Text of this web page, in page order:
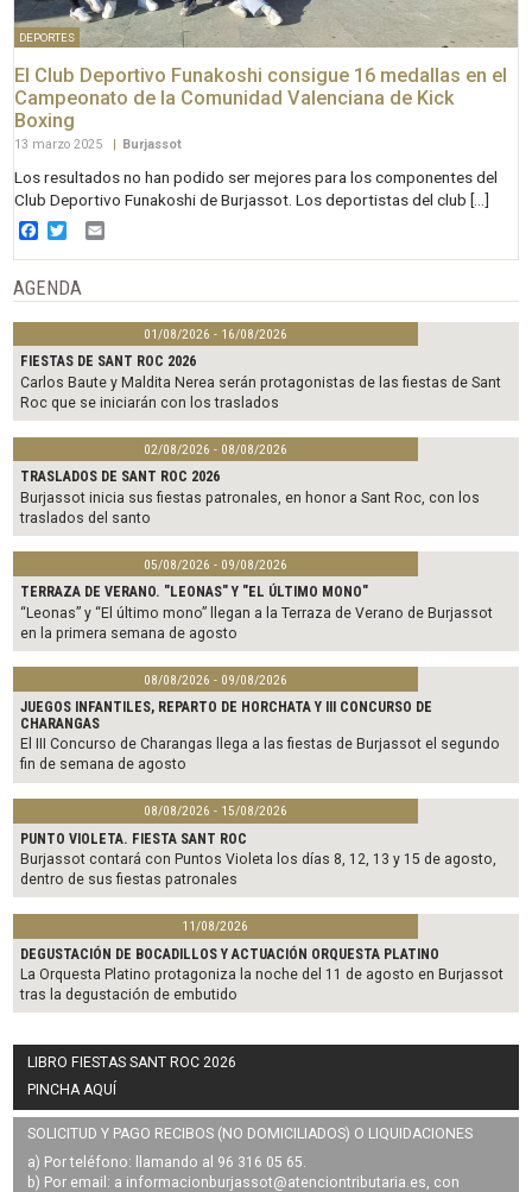
DEPORTES
El Club Deportivo Funakoshi consigue 16 medallas en el
Campeonato de la Comunidad Valenciana de Kick
Boxing
13 marzo 2025 | Burjassot
Los resultados no han podido ser mejores para los componentes del
Club Deportivo Funakoshi de Burjassot. Los deportistas del club […]
Facebook
Twitter
AGENDA
01/08/2026 - 16/08/2026
FIESTAS DE SANT ROC 2026
Carlos Baute y Maldita Nerea serán protagonistas de las fiestas de Sant
Roc que se iniciarán con los traslados
02/08/2026 - 08/08/2026
TRASLADOS DE SANT ROC 2026
Burjassot inicia sus fiestas patronales, en honor a Sant Roc, con los
traslados del santo
05/08/2026 - 09/08/2026
TERRAZA DE VERANO. "LEONAS" Y "EL ÚLTIMO MONO"
“Leonas” y “El último mono” llegan a la Terraza de Verano de Burjassot
en la primera semana de agosto
08/08/2026 - 09/08/2026
JUEGOS INFANTILES, REPARTO DE HORCHATA Y III CONCURSO DE
CHARANGAS
El III Concurso de Charangas llega a las fiestas de Burjassot el segundo
fin de semana de agosto
08/08/2026 - 15/08/2026
PUNTO VIOLETA. FIESTA SANT ROC
Burjassot contará con Puntos Violeta los días 8, 12, 13 y 15 de agosto,
dentro de sus fiestas patronales
11/08/2026
DEGUSTACIÓN DE BOCADILLOS Y ACTUACIÓN ORQUESTA PLATINO
La Orquesta Platino protagoniza la noche del 11 de agosto en Burjassot
tras la degustación de embutido
LIBRO FIESTAS SANT ROC 2026
PINCHA AQUÍ
SOLICITUD Y PAGO RECIBOS (NO DOMICILIADOS) O LIQUIDACIONES
a) Por teléfono: llamando al 96 316 05 65.
b) Por email: a informacionburjassot@atenciontributaria.es , con